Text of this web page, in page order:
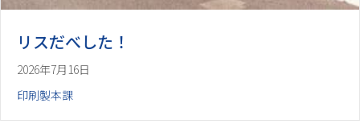
リスだべした！
2026年7月16日
印刷製本課